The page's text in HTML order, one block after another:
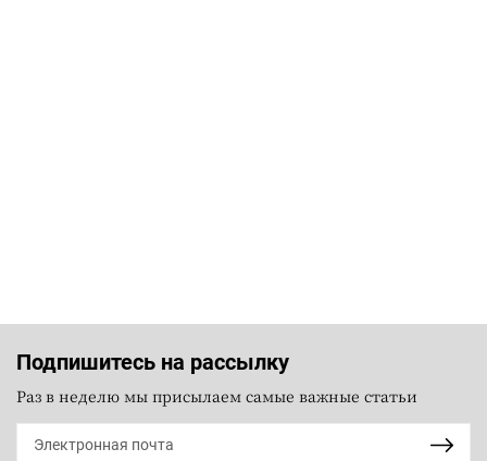
Подпишитесь на рассылку
Раз в неделю мы присылаем самые важные статьи